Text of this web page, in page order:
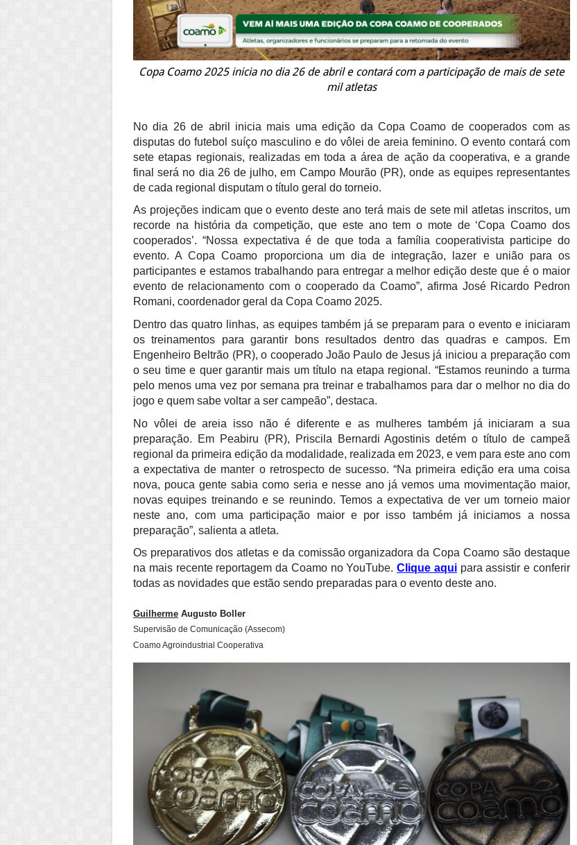
Copa Coamo 2025 inicia no dia 26 de abril e contará com a participação de mais de sete
mil atletas
No dia 26 de abril inicia mais uma edição da Copa Coamo de cooperados com as
disputas do futebol suíço masculino e do vôlei de areia feminino. O evento contará com
sete etapas regionais, realizadas em toda a área de ação da cooperativa, e a grande
final será no dia 26 de julho, em Campo Mourão (PR), onde as equipes representantes
de cada regional disputam o título geral do torneio.
As projeções indicam que o evento deste ano terá mais de sete mil atletas inscritos, um
recorde na história da competição, que este ano tem o mote de ‘Copa Coamo dos
cooperados’. “Nossa expectativa é de que toda a família cooperativista participe do
evento. A Copa Coamo proporciona um dia de integração, lazer e união para os
participantes e estamos trabalhando para entregar a melhor edição deste que é o maior
evento de relacionamento com o cooperado da Coamo”, afirma José Ricardo Pedron
Romani, coordenador geral da Copa Coamo 2025.
Dentro das quatro linhas, as equipes também já se preparam para o evento e iniciaram
os treinamentos para garantir bons resultados dentro das quadras e campos. Em
Engenheiro Beltrão (PR), o cooperado João Paulo de Jesus já iniciou a preparação com
o seu time e quer garantir mais um título na etapa regional. “Estamos reunindo a turma
pelo menos uma vez por semana pra treinar e trabalhamos para dar o melhor no dia do
jogo e quem sabe voltar a ser campeão”, destaca.
No vôlei de areia isso não é diferente e as mulheres também já iniciaram a sua
preparação. Em Peabiru (PR), Priscila Bernardi Agostinis detém o título de campeã
regional da primeira edição da modalidade, realizada em 2023, e vem para este ano com
a expectativa de manter o retrospecto de sucesso. “Na primeira edição era uma coisa
nova, pouca gente sabia como seria e nesse ano já vemos uma movimentação maior,
novas equipes treinando e se reunindo. Temos a expectativa de ver um torneio maior
neste ano, com uma participação maior e por isso também já iniciamos a nossa
preparação”, salienta a atleta.
Os preparativos dos atletas e da comissão organizadora da Copa Coamo são destaque
na mais recente reportagem da Coamo no YouTube.Clique aquipara assistir e conferir
todas as novidades que estão sendo preparadas para o evento deste ano.
Guilherme Augusto Boller
Supervisão de Comunicação (Assecom)
Coamo Agroindustrial Cooperativa